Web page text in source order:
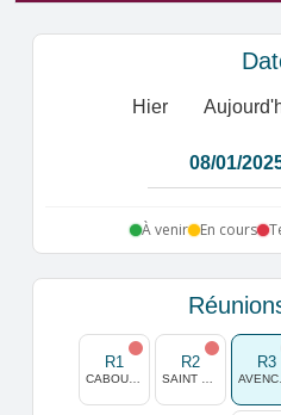
Hier
À venir En cours
R1 R2 R3